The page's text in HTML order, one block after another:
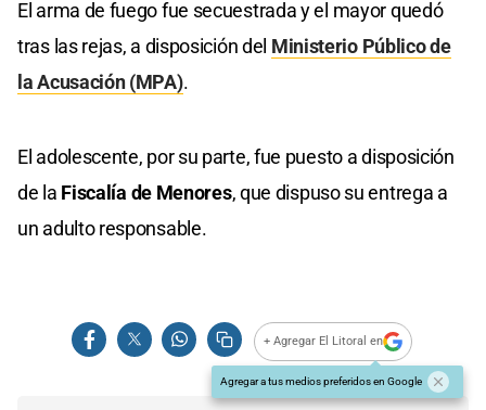
El arma de fuego fue secuestrada y el mayor quedó
tras las rejas, a disposición del Ministerio Público de
la Acusación (MPA).
El adolescente, por su parte, fue puesto a disposición
de la Fiscalía de Menores, que dispuso su entrega a
un adulto responsable.
+ Agregar El Litoral en
Agregar a tus medios preferidos en Google